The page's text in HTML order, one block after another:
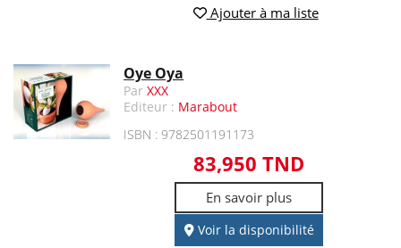
Ajouter à ma liste
Oye Oya
ParXXX
Editeur : Marabout
ISBN : 9782501191173
83,950 TND
En savoir plus
Voir la disponibilité